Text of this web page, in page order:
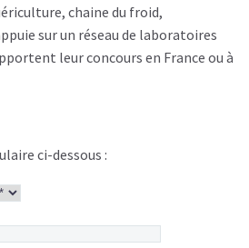
chaine du froid,
sur un réseau de laboratoires
leur concours en France ou à
ci-dessous :